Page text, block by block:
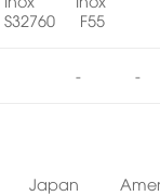
S32760
F55
- -
Japan